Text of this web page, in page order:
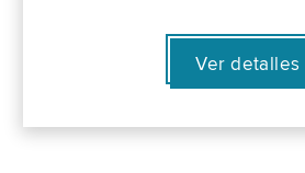
Ver detalles